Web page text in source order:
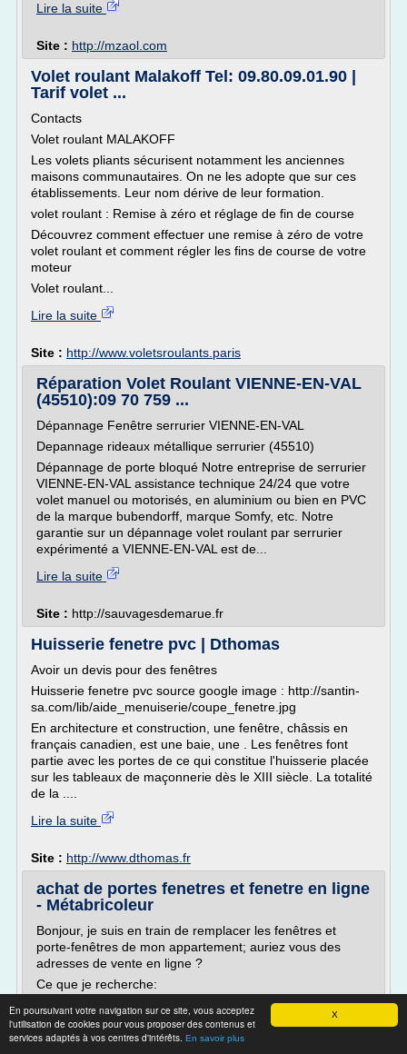
X
En poursuivant votre navigation sur ce site, vous acceptez
l'utilisation de cookies pour vous proposer des contenus et
services adaptés à vos centres d'intérêts. En savoir plus
Lire la suite
Site : http://mzaol.com
Volet roulant Malakoff Tel: 09.80.09.01.90 |
Tarif volet ...
Contacts
Volet roulant MALAKOFF
Les volets pliants sécurisent notamment les anciennes
maisons communautaires. On ne les adopte que sur ces
établissements. Leur nom dérive de leur formation.
volet roulant : Remise à zéro et réglage de fin de course
Découvrez comment effectuer une remise à zéro de votre
volet roulant et comment régler les fins de course de votre
moteur
Volet roulant...
Lire la suite
Site : http://www.voletsroulants.paris
Réparation Volet Roulant VIENNE-EN-VAL
(45510):09 70 759 ...
Dépannage Fenêtre serrurier VIENNE-EN-VAL
Depannage rideaux métallique serrurier (45510)
Dépannage de porte bloqué Notre entreprise de serrurier
VIENNE-EN-VAL assistance technique 24/24 que votre
volet manuel ou motorisés, en aluminium ou bien en PVC
de la marque bubendorff, marque Somfy, etc. Notre
garantie sur un dépannage volet roulant par serrurier
expérimenté a VIENNE-EN-VAL est de...
Lire la suite
Site : http://sauvagesdemarue.fr
Huisserie fenetre pvc | Dthomas
Avoir un devis pour des fenêtres
Huisserie fenetre pvc source google image : http://santin-
sa.com/lib/aide_menuiserie/coupe_fenetre.jpg
En architecture et construction, une fenêtre, châssis en
français canadien, est une baie, une . Les fenêtres font
partie avec les portes de ce qui constitue l'huisserie placée
sur les tableaux de maçonnerie dès le XIII siècle. La totalité
de la ....
Lire la suite
Site : http://www.dthomas.fr
achat de portes fenetres et fenetre en ligne
- Métabricoleur
Bonjour, je suis en train de remplacer les fenêtres et
porte-fenêtres de mon appartement; auriez vous des
adresses de vente en ligne ?
Ce que je recherche:
-portes fenêtres a 2-3 et 4 vantaux (2 ouvrants sur
chacune) et soubassement
-fenêtre a 3 vantaux ouvrants